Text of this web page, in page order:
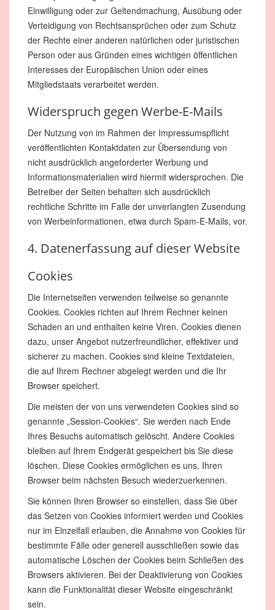
Einwilligung oder zur Geltendmachung, Ausübung oder
Verteidigung von Rechtsansprüchen oder zum Schutz
der Rechte einer anderen natürlichen oder juristischen
Person oder aus Gründen eines wichtigen öffentlichen
Interesses der Europäischen Union oder eines
Mitgliedstaats verarbeitet werden.
Widerspruch gegen Werbe-E-Mails
Der Nutzung von im Rahmen der Impressumspflicht
veröffentlichten Kontaktdaten zur Übersendung von
nicht ausdrücklich angeforderter Werbung und
Informationsmaterialien wird hiermit widersprochen. Die
Betreiber der Seiten behalten sich ausdrücklich
rechtliche Schritte im Falle der unverlangten Zusendung
von Werbeinformationen, etwa durch Spam-E-Mails, vor.
4. Datenerfassung auf dieser Website
Cookies
Die Internetseiten verwenden teilweise so genannte
Cookies. Cookies richten auf Ihrem Rechner keinen
Schaden an und enthalten keine Viren. Cookies dienen
dazu, unser Angebot nutzerfreundlicher, effektiver und
sicherer zu machen. Cookies sind kleine Textdateien,
die auf Ihrem Rechner abgelegt werden und die Ihr
Browser speichert.
Die meisten der von uns verwendeten Cookies sind so
genannte „Session-Cookies“. Sie werden nach Ende
Ihres Besuchs automatisch gelöscht. Andere Cookies
bleiben auf Ihrem Endgerät gespeichert bis Sie diese
löschen. Diese Cookies ermöglichen es uns, Ihren
Browser beim nächsten Besuch wiederzuerkennen.
Sie können Ihren Browser so einstellen, dass Sie über
das Setzen von Cookies informiert werden und Cookies
nur im Einzelfall erlauben, die Annahme von Cookies für
bestimmte Fälle oder generell ausschließen sowie das
automatische Löschen der Cookies beim Schließen des
Browsers aktivieren. Bei der Deaktivierung von Cookies
kann die Funktionalität dieser Website eingeschränkt
sein.